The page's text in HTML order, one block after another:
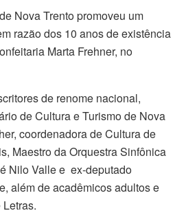
Nova Trento promoveu um
razão dos 10 anos de existência
Marta Frehner, no
de renome nacional,
de Cultura e Turismo de Nova
coordenadora de Cultura de
Maestro da Orquestra Sinfônica
Nilo Valle e ex-deputado
além de acadêmicos adultos e